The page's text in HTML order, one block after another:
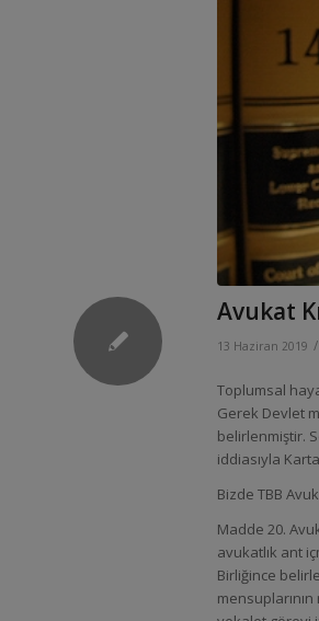
Avukat
13 Haziran 2019 /
Toplumsal
Gerek Devlet
belirlenmiştir.
iddiasıyla
Bizde TBB
Madde 20.
avukatlık ant
Birliğince